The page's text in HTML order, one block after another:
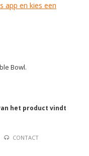
app en kies een
Bowl.
het product vindt
CONTACT